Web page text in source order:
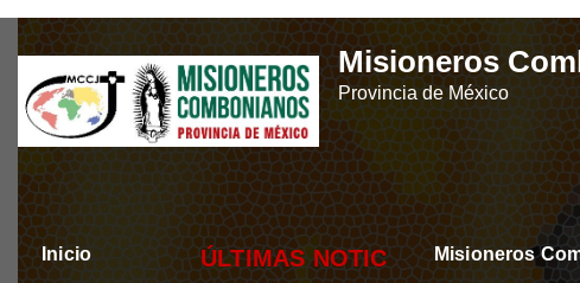
Skip
content
Misioneros
Provincia de México
Inicio
ÚLTIMAS NOTICIAS Misioneros